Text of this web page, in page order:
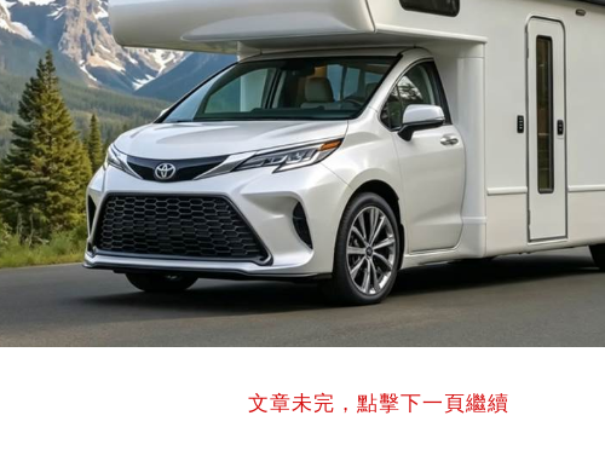
文章未完，點擊下一頁繼續